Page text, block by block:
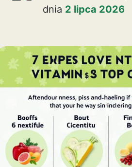
dnia 2 lipca 2026